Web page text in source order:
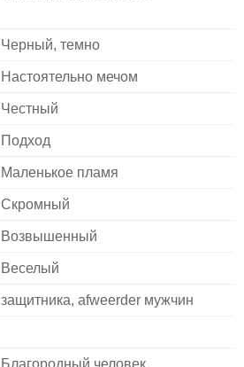
Черный, темно
Настоятельно мечом
Честный
Подход
Маленькое пламя
Скромный
Возвышенный
Веселый
защитника, afweerder мужчин
Благородный человек